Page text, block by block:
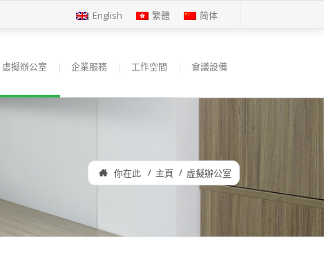
English 繁體 简体
虛擬辦公室 企業服務 工作空間 會議設備
你在此 主頁 虛擬辦公室